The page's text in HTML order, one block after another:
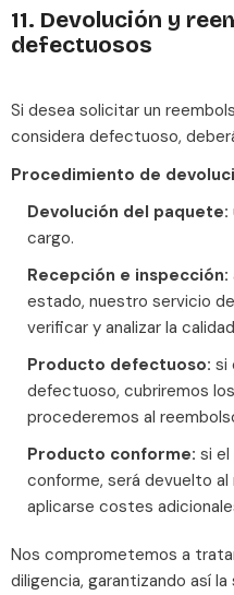
11. Devolución y
defectuosos
Si desea solicitar un
considera defectuoso,
Procedimiento de
Devolución del paquete:
cargo.
Recepción e inspección:
estado, nuestro servicio
verificar y analizar la
Producto defectuoso: si
defectuoso, cubriremos
procederemos al
Producto conforme: si
conforme, será devuelto
aplicarse costes
Nos comprometemos a
diligencia, garantizando así